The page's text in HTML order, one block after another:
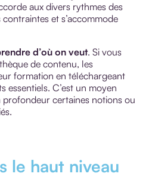
aux divers rythmes des
et s’accommode
d’où on veut. Si vous
de contenu, les
formation en téléchargeant
essentiels. C’est un moyen
certaines notions ou
le haut niveau